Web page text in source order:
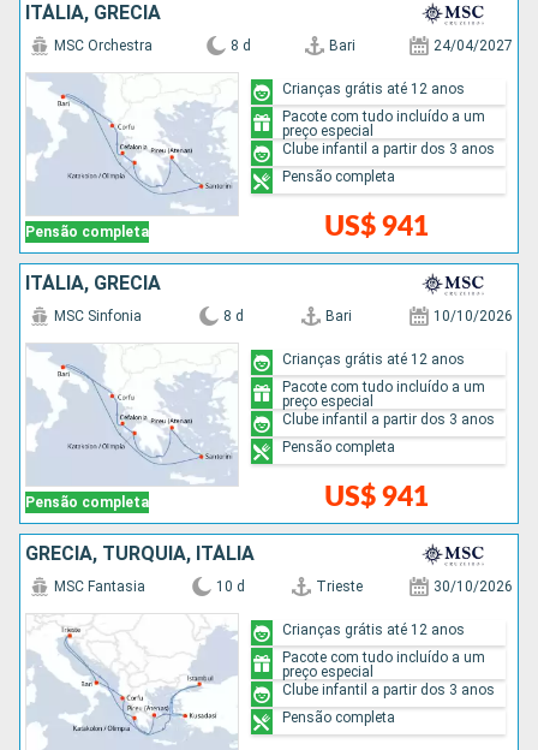
ITÁLIA, GRÉCIA
Pensão completa
MSC Orchestra 8 d Bari 24/04/2027
US$ 941
Crianças grátis até 12 anos
Pacote com tudo incluído a um
preço especial
Clube infantil a partir dos 3 anos
Pensão completa
ITÁLIA, GRÉCIA
Pensão completa
MSC Sinfonia 8 d Bari 10/10/2026
US$ 941
Crianças grátis até 12 anos
Pacote com tudo incluído a um
preço especial
Clube infantil a partir dos 3 anos
Pensão completa
GRÉCIA, TURQUIA, ITÁLIA
MSC Fantasia 10 d Trieste 30/10/2026
Crianças grátis até 12 anos
Pacote com tudo incluído a um
preço especial
Clube infantil a partir dos 3 anos
Pensão completa